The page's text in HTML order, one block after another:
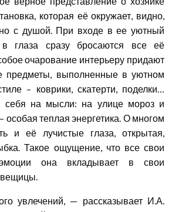
которая её окружает, видно,
с душой. При входе в ее уютный
глаза сразу бросаются все её
очарование интерьеру придают
предметы, выполненные в уютном
– коврики, скатерти, поделки…
себя на мысли: на улице мороз и
особая теплая энергетика. О многом
и её лучистые глаза, открытая,
Такое ощущение, что все свои
она вкладывает в свои
вещицы.
увлечений, — рассказывает И.А.